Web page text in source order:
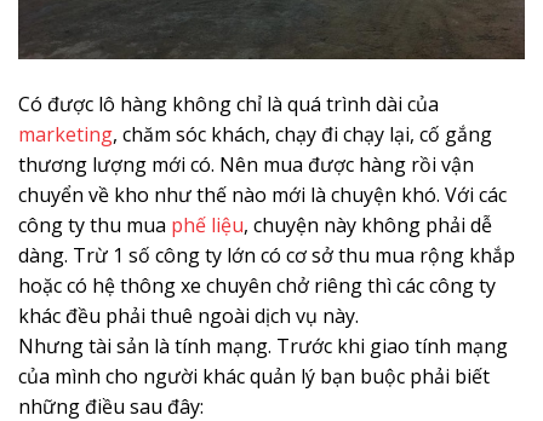
Có được lô hàng không chỉ là quá trình dài của
marketing, chăm sóc khách, chạy đi chạy lại, cố gắng
thương lượng mới có. Nên mua được hàng rồi vận
chuyển về kho như thế nào mới là chuyện khó. Với các
công ty thu mua phế liệu, chuyện này không phải dễ
dàng. Trừ 1 số công ty lớn có cơ sở thu mua rộng khắp
hoặc có hệ thông xe chuyên chở riêng thì các công ty
khác đều phải thuê ngoài dịch vụ này.
Nhưng tài sản là tính mạng. Trước khi giao tính mạng
của mình cho người khác quản lý bạn buộc phải biết
những điều sau đây: